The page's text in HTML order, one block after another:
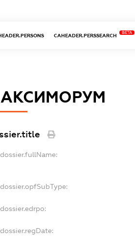
CAHEADER.PERSSEARCH
BETA
dossier.fullName:
dossier.opfSubType:
dossier.edrpo:
dossier.regDate: